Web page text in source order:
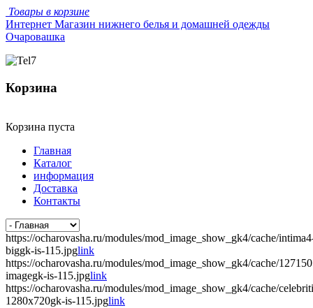
Товары в корзине
Интернет Магазин нижнего белья и домашней одежды
Очаровашка
Корзина
Корзина пуста
Главная
Каталог
информация
Доставка
Контакты
https://ocharovasha.ru/modules/mod_image_show_gk4/cache/
biggk-is-115.jpglink
https://ocharovasha.ru/modules/mod_image_show_gk4/cache/
imagegk-is-115.jpglink
https://ocharovasha.ru/modules/mod_image_show_gk4/cache/
1280x720gk-is-115.jpglink